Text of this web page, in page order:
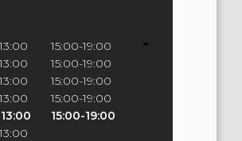
15:00-19:00
15:00-19:00
15:00-19:00
15:00-19:00
15:00-19:00